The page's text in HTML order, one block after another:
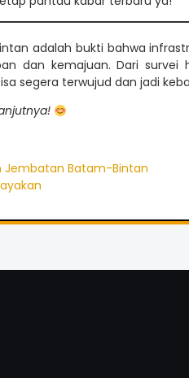
adalah bukti bahwa
dan kemajuan. Dari survei
segera terwujud dan jadi
Jembatan Batam-Bintan